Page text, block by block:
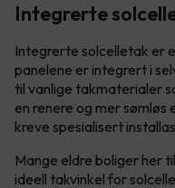
Integrerte
Integrerte solcelletak er
panelene er integrert i
til vanlige takmaterialer
en renere og mer
kreve spesialisert
Mange eldre boliger her
ideell takvinkel for